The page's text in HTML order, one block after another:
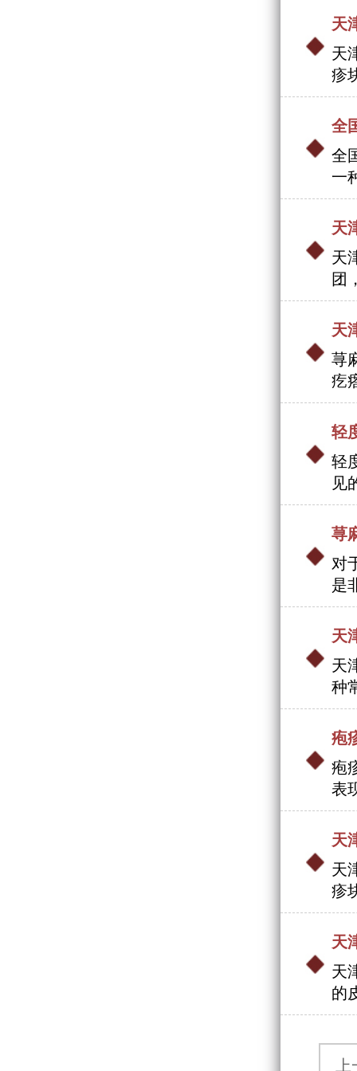
天
天
疹
全
全
一
天
天
团
天
荨
疙
轻
轻
见
荨
对
是
天
天
种
疱
疱
表
天
天
疹
天
天
的